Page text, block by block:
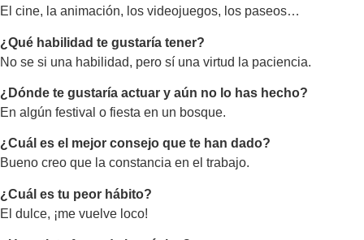
El cine, la animación, los videojuegos, los paseos…
¿Qué habilidad te gustaría tener?
No se si una habilidad, pero sí una virtud la paciencia.
¿Dónde te gustaría actuar y aún no lo has hecho?
En algún festival o fiesta en un bosque.
¿Cuál es el mejor consejo que te han dado?
Bueno creo que la constancia en el trabajo.
¿Cuál es tu peor hábito?
El dulce, ¡me vuelve loco!